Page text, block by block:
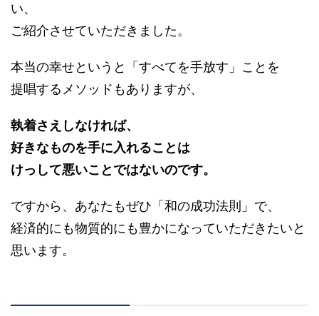
い、
ご紹介させていただきました。
本当の幸せというと「すべてを手放す」ことを
提唱するメソッドもありますが、
執着さえしなければ、
好きなものを手に入れることは
けっして悪いことではないのです。
ですから、あなたもぜひ「和の成功法則」で、
経済的にも物質的にも豊かになっていただきたいと
思います。